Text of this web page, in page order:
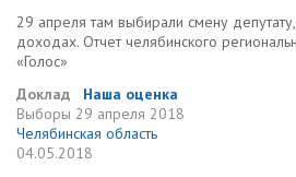
29 апреля там выбирали смену
доходах. Отчет челябинского
«Голос»
Доклад
Наша оценка
Выборы 29 апреля 2018
Челябинская область
04.05.2018